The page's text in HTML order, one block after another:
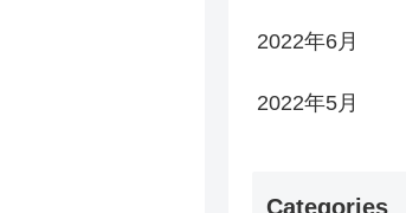
2022年6月
2022年5月
Categories